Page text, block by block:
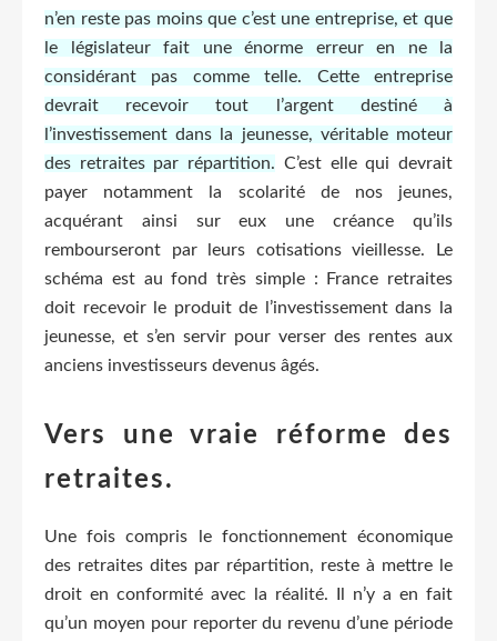
n’en reste pas moins que c’est une entreprise, et que
le législateur fait une énorme erreur en ne la
considérant pas comme telle. Cette entreprise
devrait recevoir tout l’argent destiné à
l’investissement dans la jeunesse, véritable moteur
des retraites par répartition. C’est elle qui devrait
payer notamment la scolarité de nos jeunes,
acquérant ainsi sur eux une créance qu’ils
rembourseront par leurs cotisations vieillesse. Le
schéma est au fond très simple : France retraites
doit recevoir le produit de l’investissement dans la
jeunesse, et s’en servir pour verser des rentes aux
anciens investisseurs devenus âgés.
Vers une vraie réforme des
retraites.
Une fois compris le fonctionnement économique
des retraites dites par répartition, reste à mettre le
droit en conformité avec la réalité. Il n’y a en fait
qu’un moyen pour reporter du revenu d’une période